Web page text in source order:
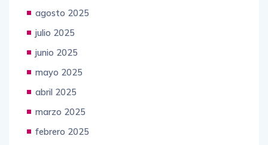
agosto 2025
julio 2025
junio 2025
mayo 2025
abril 2025
marzo 2025
febrero 2025